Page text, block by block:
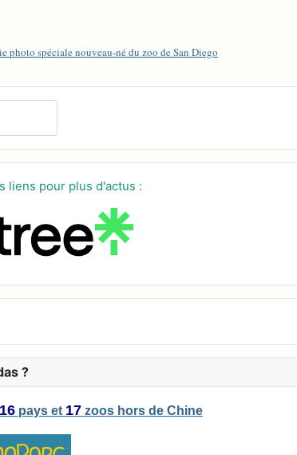
liens pour plus d'actus :
?
16 pays et 17 zoos hors de Chine
photo spéciale nouveau-né du zoo de San Diego